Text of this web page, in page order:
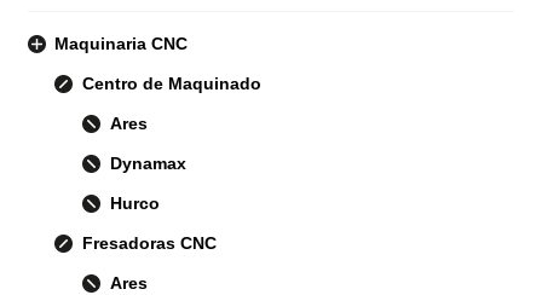
Maquinaria CNC
Centro de Maquinado
Ares
Dynamax
Hurco
Fresadoras CNC
Ares